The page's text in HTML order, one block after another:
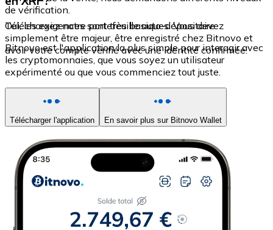
de vérification.
Oui, les exigences sont très basiques. Vous devez
simplement être majeur, être enregistré chez Bitnovo et
avoir votre compte vérifié avec une identité confirmée.
Téléchargez notre portefeuille auto-dépositaire
Bitnovo est l'application la plus simple pour interagir avec
les cryptomonnaies, que vous soyez un utilisateur
expérimenté ou que vous commenciez tout juste.
Télécharger l'application En savoir plus sur Bitnovo Wallet